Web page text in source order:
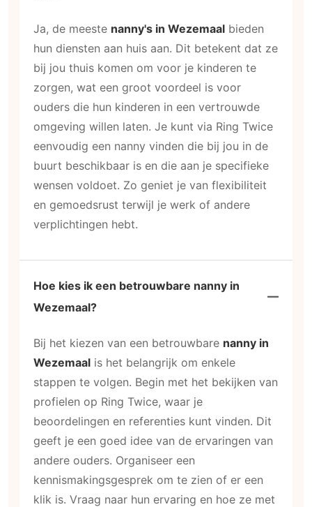
Ja, de meeste nanny's in Wezemaal bieden
hun diensten aan huis aan. Dit betekent dat ze
bij jou thuis komen om voor je kinderen te
zorgen, wat een groot voordeel is voor
ouders die hun kinderen in een vertrouwde
omgeving willen laten. Je kunt via Ring Twice
eenvoudig een nanny vinden die bij jou in de
buurt beschikbaar is en die aan je specifieke
wensen voldoet. Zo geniet je van flexibiliteit
en gemoedsrust terwijl je werk of andere
verplichtingen hebt.
Hoe kies ik een betrouwbare nanny in
Wezemaal?
Bij het kiezen van een betrouwbare nanny in
Wezemaal is het belangrijk om enkele
stappen te volgen. Begin met het bekijken van
profielen op Ring Twice, waar je
beoordelingen en referenties kunt vinden. Dit
geeft je een goed idee van de ervaringen van
andere ouders. Organiseer een
kennismakingsgesprek om te zien of er een
klik is. Vraag naar hun ervaring en hoe ze met